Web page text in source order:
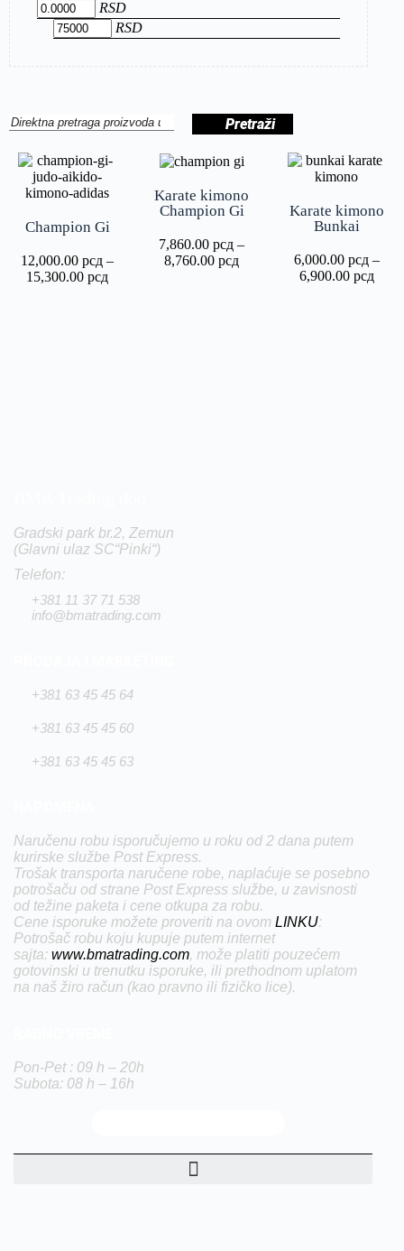
RSD
RSD
Pretraži
Champion Gi
12,000.00рсд –
15,300.00рсд
Karate kimono
Champion Gi
7,860.00рсд –
8,760.00рсд
Karate kimono
Bunkai
6,000.00 рсд –
6,900.00 рсд
Gradski park br.2, Zemun
(Glavni ulaz SC“Pinki“)
Telefon:
+381 11 37 71 538
info@bmatrading.com
+381 63 45 45 64
+381 63 45 45 60
+381 63 45 45 63
Naručenu robu isporučujemo u roku od 2 dana putem
kurirske službe Post Express.
Trošak transporta naručene robe, naplaćuje se posebno
potrošaču od strane Post Express službe, u zavisnosti
od težine paketa i cene otkupa za robu.
Cene isporuke možete proveriti na ovom LINKU:
Potrošač robu koju kupuje putem internet
sajta: www.bmatrading.com, može platiti pouzećem
gotovinski u trenutku isporuke, ili prethodnom uplatom
na naš žiro račun (kao pravno ili fizičko lice).
Pon-Pet : 09 h – 20h
Subota: 08 h – 16h